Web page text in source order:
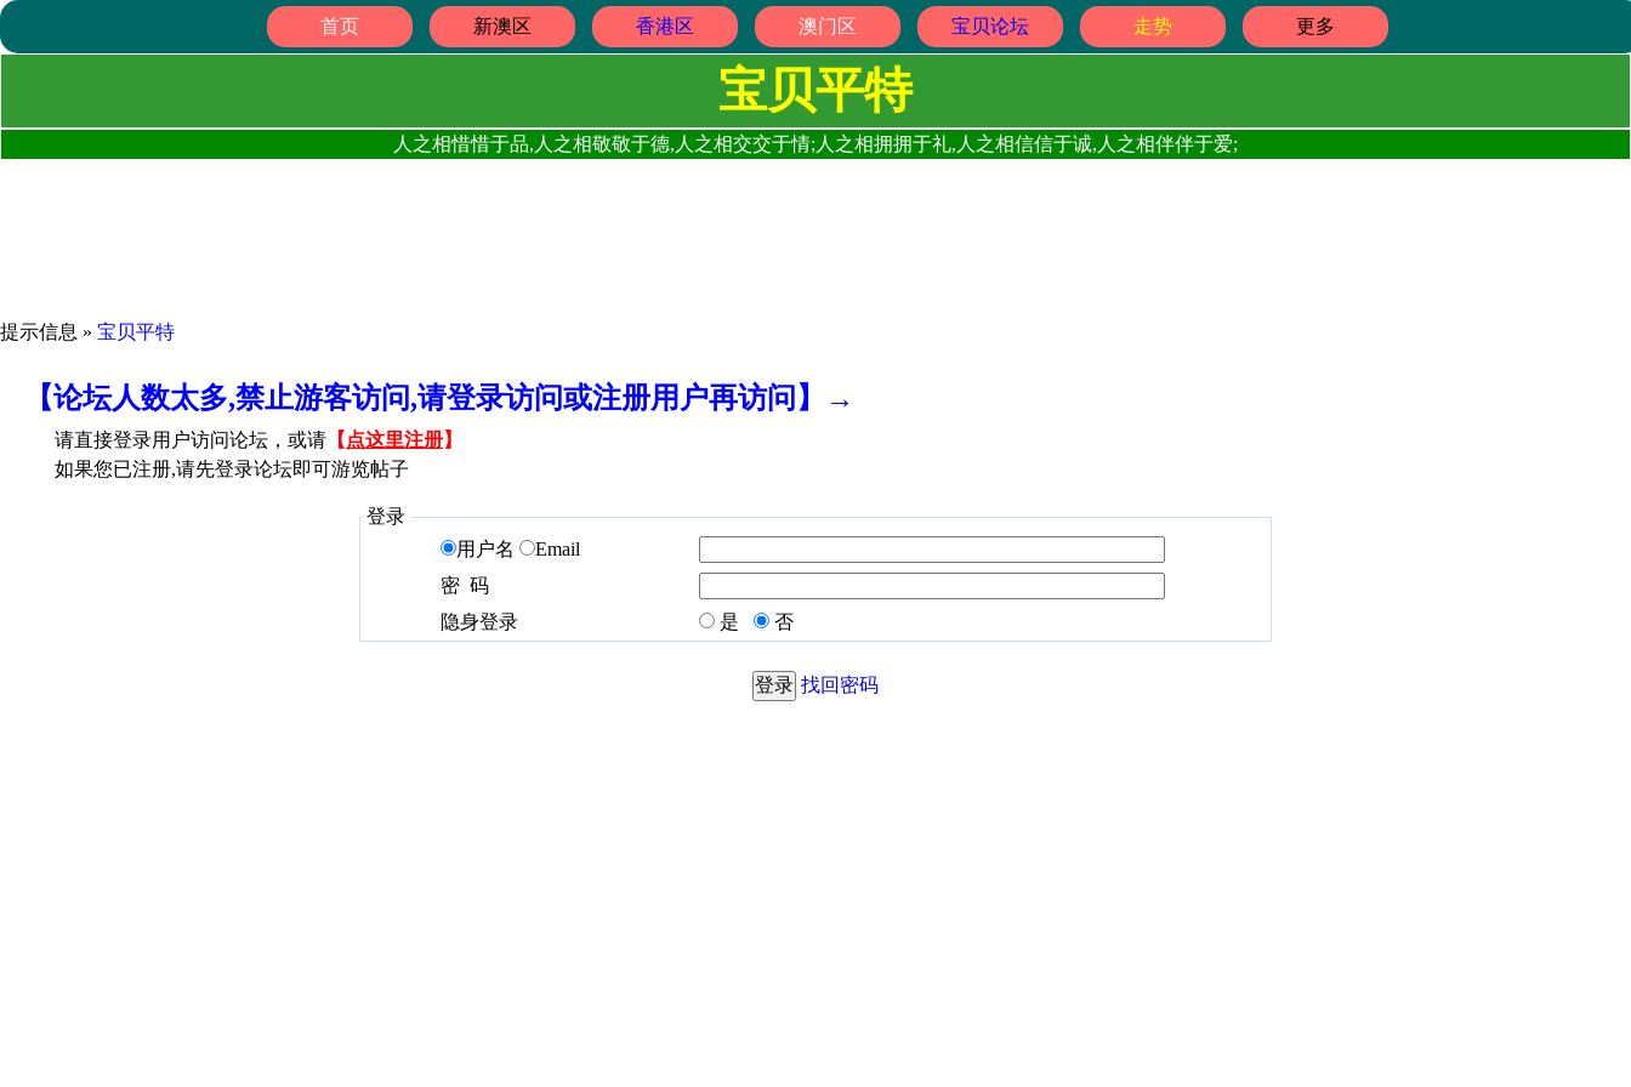
首页 新澳区 香港区 澳门区 宝贝论坛 走势 更多
宝贝平特
人之相惜惜于品,人之相敬敬于德,人之相交交于情;人之相拥拥于礼,人之相信信于诚,人之相伴伴于爱;
提示信息 » 宝贝平特
【论坛人数太多,禁止游客访问,请登录访问或注册用户再访问】→
请直接登录用户访问论坛，或请 【 点这里注册】
如果您已注册,请先登录论坛即可游览帖子
登录
用户名
Email
密 码
隐身登录
是 否
找回密码